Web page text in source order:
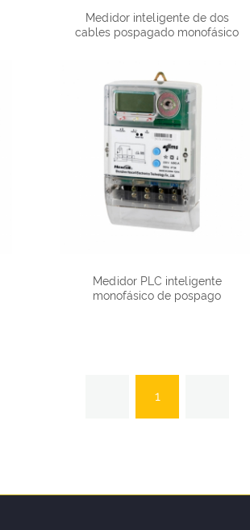
Medidor inteligente de dos
cables pospagado monofásico
Medidor PLC inteligente
monofásico de pospago
1